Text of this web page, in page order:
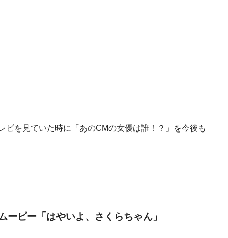
を見ていた時に「あのCMの女優は誰！？」を今後も
ビー「はやいよ、さくらちゃん」